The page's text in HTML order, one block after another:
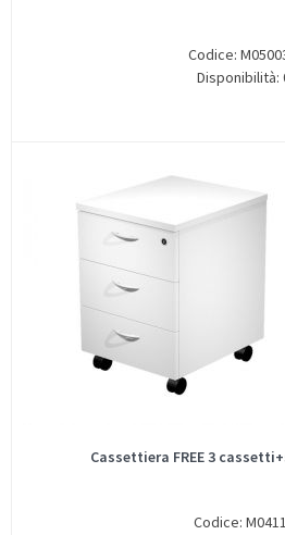
Codice:
Disponibilità:
Cassettiera FREE 3
Codice: